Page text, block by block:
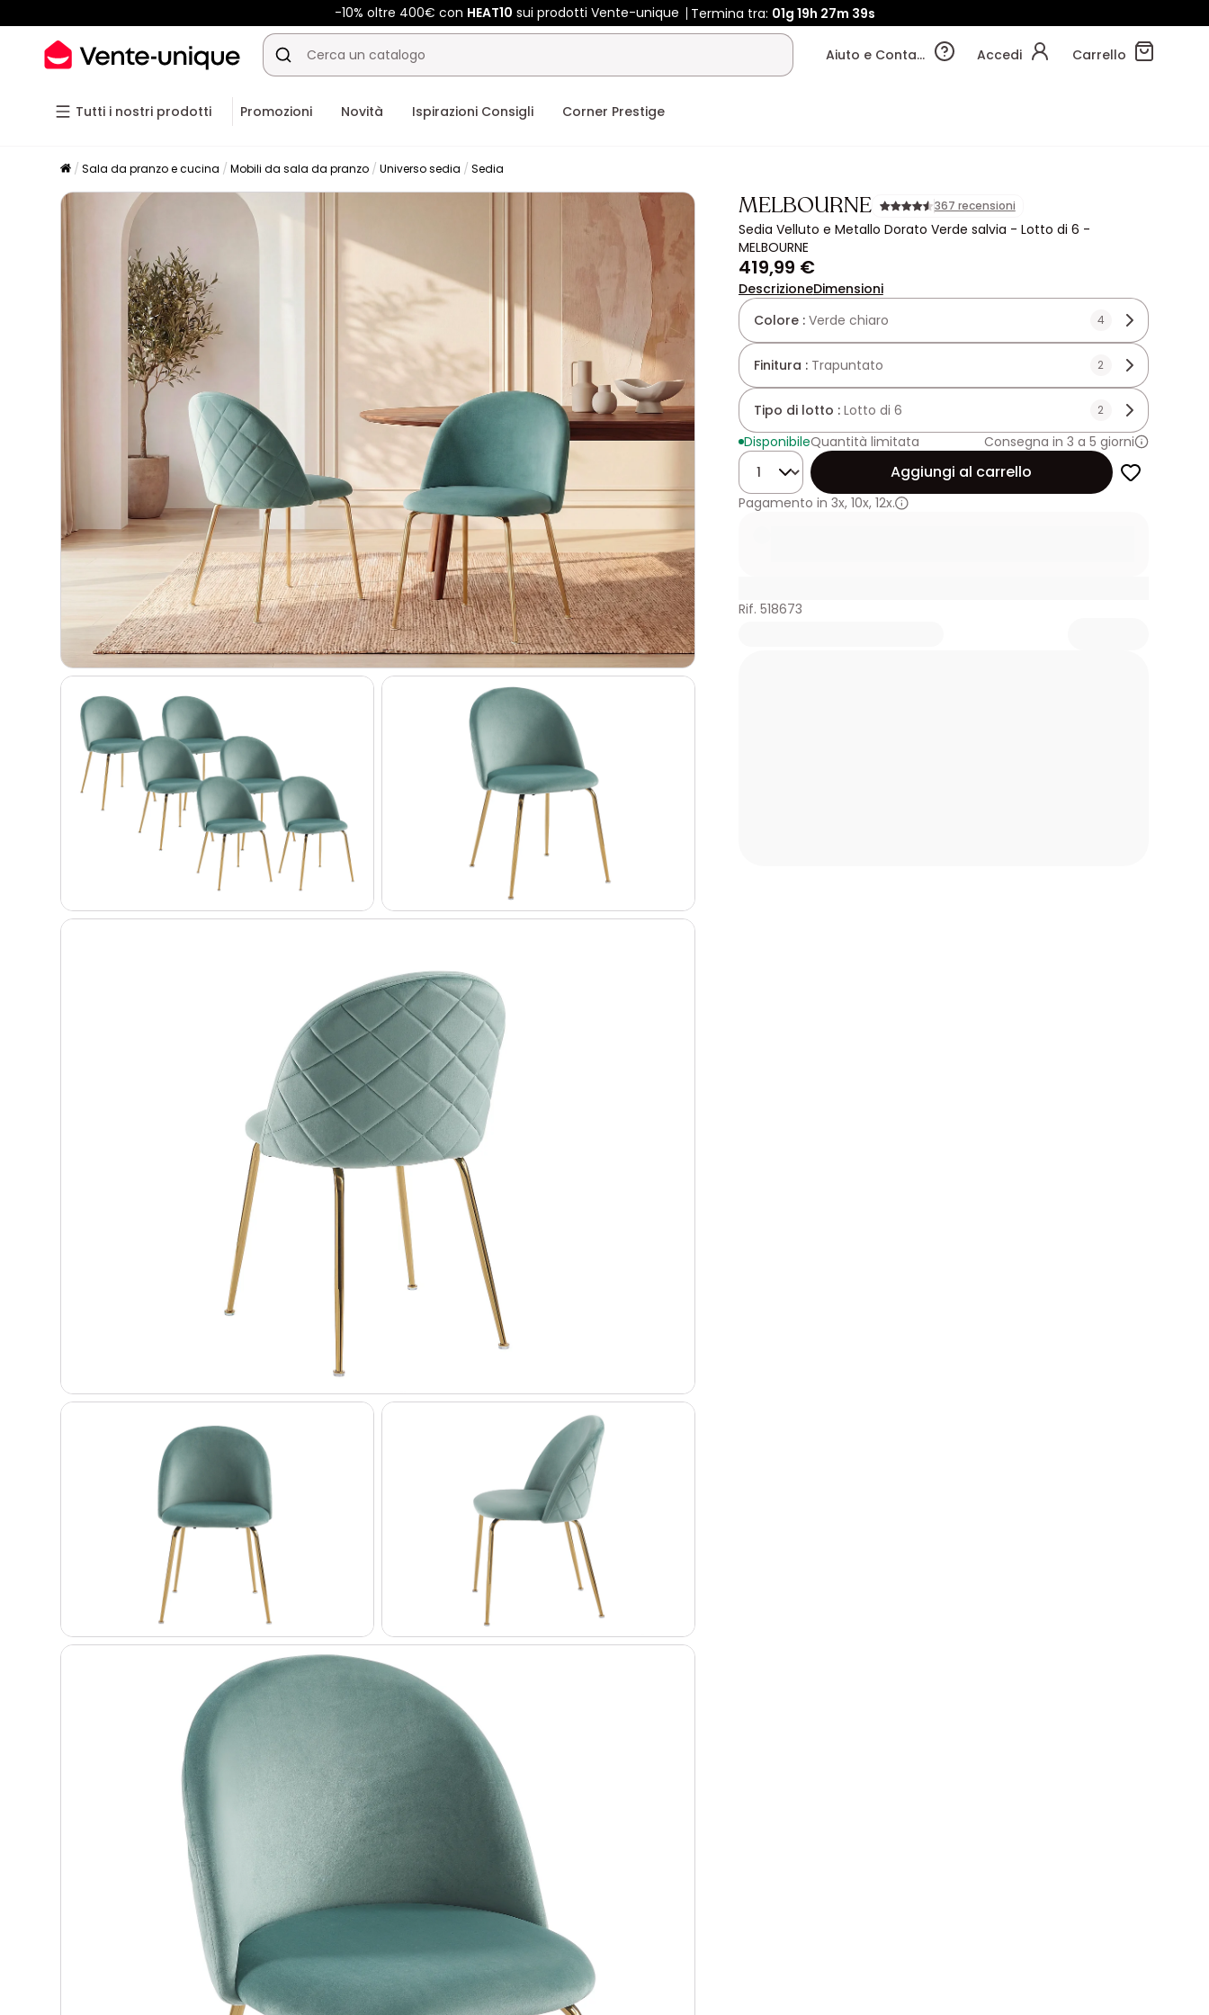
-10% oltre 400€ con HEAT10 sui prodotti Vente-unique Termina tra: 01g 19h 27m 37s
Aiuto e Contatti Accedi Carrello
Tutti i nostri prodotti Promozioni Novità Ispirazioni Consigli Corner Prestige
Sala da pranzo e cucina Mobili da sala da pranzo Universo sedia Sedia
MELBOURNE 367 recensioni
Sedia Velluto e Metallo Dorato Verde salvia - Lotto di 6 -
MELBOURNE
419,99 €
DescrizioneDimensioni
Colore : Verde chiaro 4
Finitura : Trapuntato 2
Tipo di lotto : Lotto di 6 2
DisponibileQuantità limitata
Consegna in 3 a 5 giorni
Quantità
Aggiungi al carrello
Pagamento in 3x, 10x, 12x.
Rif. 518673